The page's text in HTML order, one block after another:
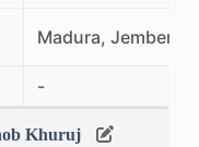
Madura, Jember,
-
Khuruj